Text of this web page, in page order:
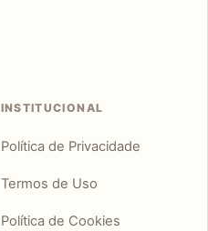
INSTITUCIONAL
Política de Privacidade
Termos de Uso
Política de Cookies